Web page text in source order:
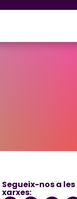
Segueix-nos a les
xarxes: